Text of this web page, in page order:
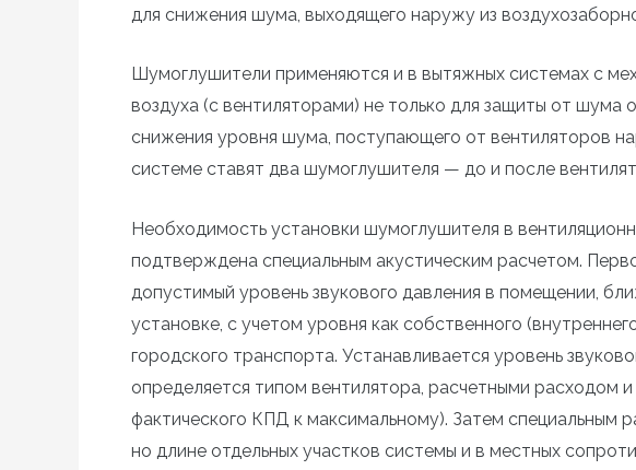
для снижения шума, выходящего наружу из
Шумоглушители применяются и в вытяжных системах с
воздуха (с вентиляторами) не только для защиты от
снижения уровня шума, поступающего от вентиляторов
системе ставят два шумоглушителя — до и после
Необходимость установки шумоглушителя в
подтверждена специальным акустическим расчетом.
допустимый уровень звукового давления в помещении,
установке, с учетом уровня как собственного
городского транспорта. Устанавливается уровень
определяется типом вентилятора, расчетными расходом
фактического КПД к максимальному). Затем специальным
но длине отдельных участков системы и в местных